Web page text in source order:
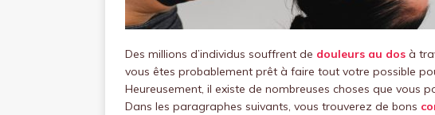
Des millions d’individus souffrent de douleurs au dos à
vous êtes probablement prêt à faire tout votre possible
Heureusement, il existe de nombreuses choses que vous
Dans les paragraphes suivants, vous trouverez de bons